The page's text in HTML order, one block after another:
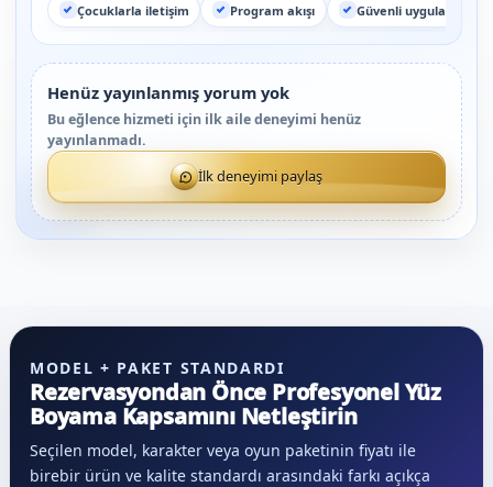
Çocuklarla iletişim Program akışı Güvenli uygulama
Henüz yayınlanmış yorum yok
Bu eğlence hizmeti için ilk aile deneyimi henüz
yayınlanmadı.
İlk deneyimi paylaş
MODEL + PAKET STANDARDI
Rezervasyondan Önce Profesyonel Yüz
Boyama Kapsamını Netleştirin
Seçilen model, karakter veya oyun paketinin fiyatı ile
birebir ürün ve kalite standardı arasındaki farkı açıkça